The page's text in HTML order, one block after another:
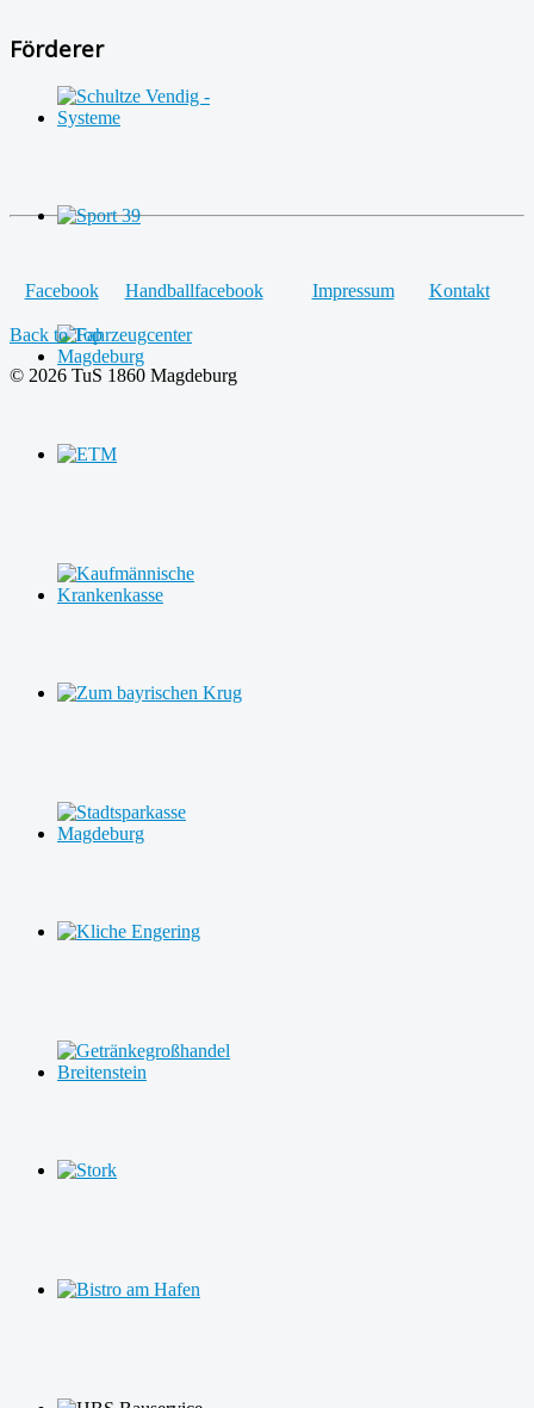
Förderer
Facebook Handballfacebook Impressum Kontakt
Back to Top
© 2026 TuS 1860 Magdeburg